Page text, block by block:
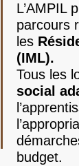
L’AMPIL
parcours
les
(IML).
Tous les
social
budget.